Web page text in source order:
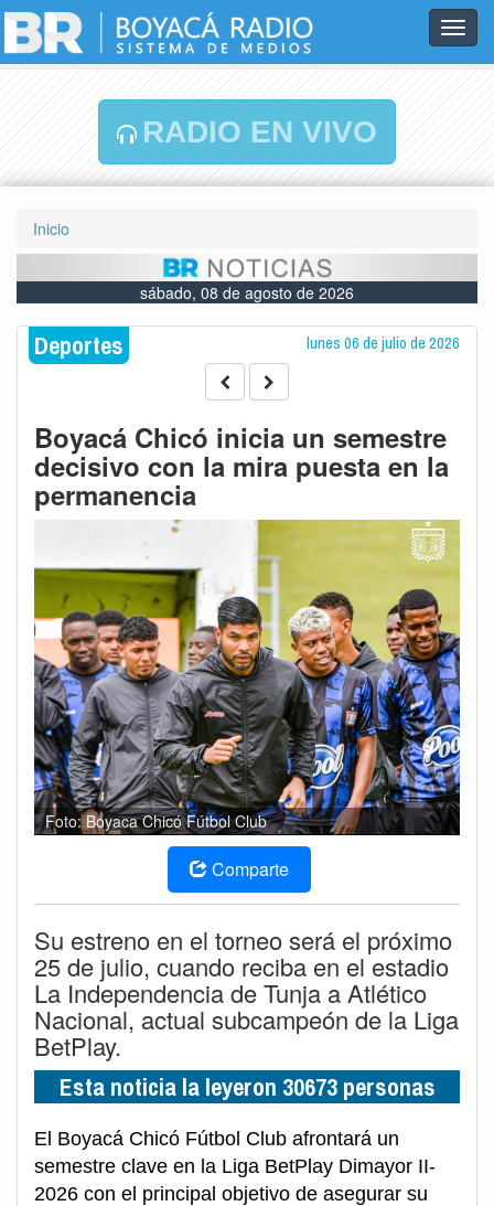
RADIO EN VIVO
Inicio
sábado, 08 de agosto de 2026
Deportes lunes 06 de julio de 2026
Boyacá Chicó inicia un semestre
decisivo con la mira puesta en la
permanencia
Foto: Boyaca Chicó Fútbol Club
Comparte
Su estreno en el torneo será el próximo
25 de julio, cuando reciba en el estadio
La Independencia de Tunja a Atlético
Nacional, actual subcampeón de la Liga
BetPlay.
Esta noticia la leyeron 30673 personas
El Boyacá Chicó Fútbol Club afrontará un
semestre clave en la Liga BetPlay Dimayor II-
2026 con el principal objetivo de asegurar su